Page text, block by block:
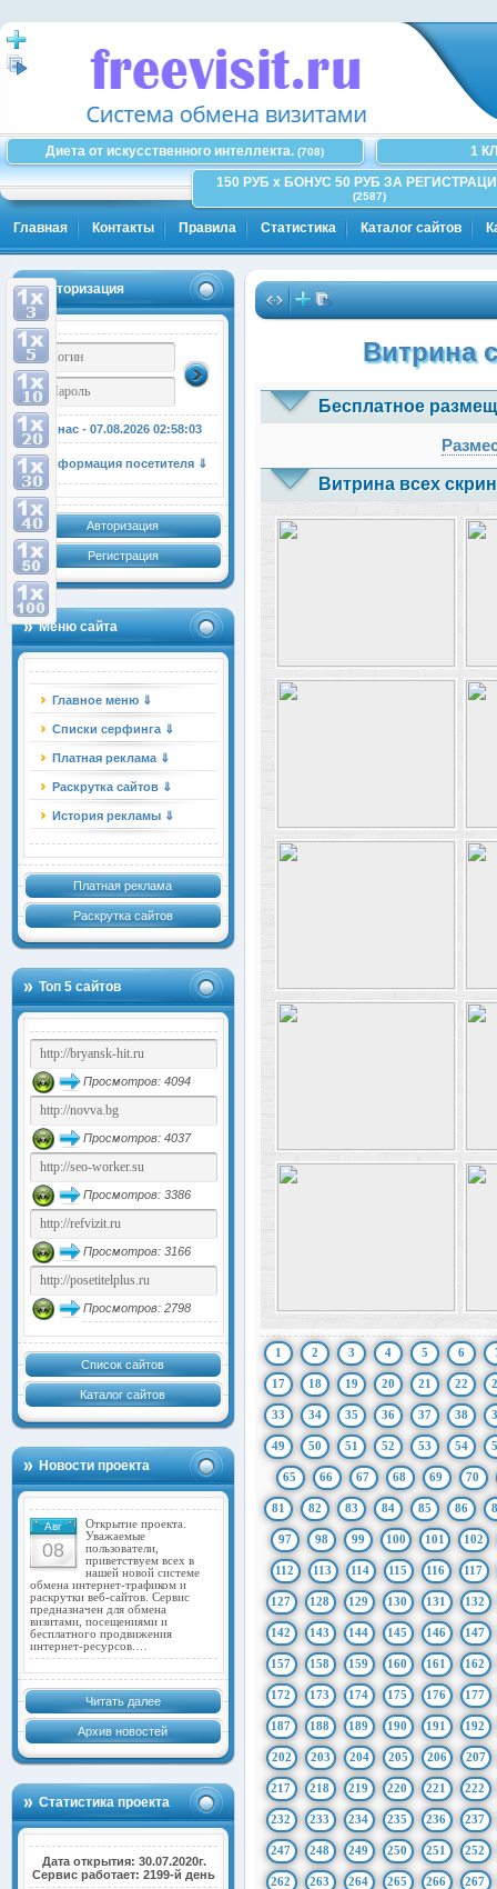
Диета от искусственного интеллекта. (708)
1
150 РУБ x БОНУС 50 РУБ ЗА
(2587)
Главная Контакты Правила Статистика Каталог сайтов
Авторизация
У нас - 07.08.2026 02:58:04
Информация посетителя ⇓
Авторизация
Регистрация
Меню сайта
Главное меню ⇓
Списки серфинга ⇓
Платная реклама ⇓
Раскрутка сайтов ⇓
История рекламы ⇓
Платная реклама
Раскрутка сайтов
Топ 5 сайтов
Просмотров: 4094
Просмотров: 4037
Просмотров: 3386
Просмотров: 3166
Просмотров: 2798
Список сайтов
Каталог сайтов
Новости проекта
Авг
08
Открытие проекта.
Уважаемые
пользователи,
приветствуем всех в
нашей новой системе
обмена интернет-трафиком и
раскрутки веб-сайтов. Сервис
предназначен для обмена
визитами, посещениями и
бесплатного продвижения
интернет-ресурсов.…
Читать далее
Архив новостей
Статистика проекта
Дата открытия: 30.07.2020г.
Сервис работает: 2199-й день
Витрина
Бесплатное
Витрина всех
1 2 3 4 5 6
17 18 19 20 21 22
33 34 35 36 37 38
49 50 51 52 53 54
65 66 67 68 69 70
81 82 83 84 85 86
97 98 99 100 101 102
112 113 114 115 116 117
127 128 129 130 131 132
142 143 144 145 146 147
157 158 159 160 161 162
172 173 174 175 176 177
187 188 189 190 191 192
202 203 204 205 206 207
217 218 219 220 221 222
232 233 234 235 236 237
247 248 249 250 251 252
262 263 264 265 266 267